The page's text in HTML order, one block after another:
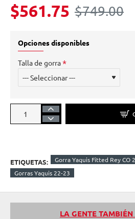
$561.75 $749.00
Opciones disponibles
Talla de gorra
ETIQUETAS: Gorra Yaquis Fitted Rey CO
Gorras Yaquis 22-23
LA GENTE